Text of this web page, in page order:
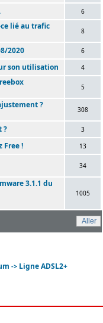
6
lié au trafic
8
2020 6
son utilisation 4
5
? 308
? 3
Free ! 13
34
3.1.1 du
1005
-> Ligne ADSL2+